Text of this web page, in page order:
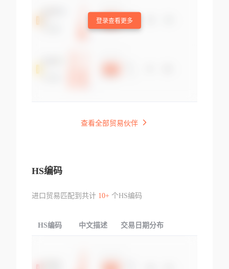
登录查看更多
查看全部贸易伙伴
HS编码
进口贸易匹配到共计 10+个HS编码
HS编码 中文描述 交易日期分布